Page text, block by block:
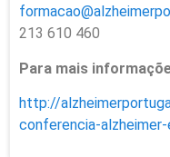
213 610 460
Para mais
http://
conferencia-